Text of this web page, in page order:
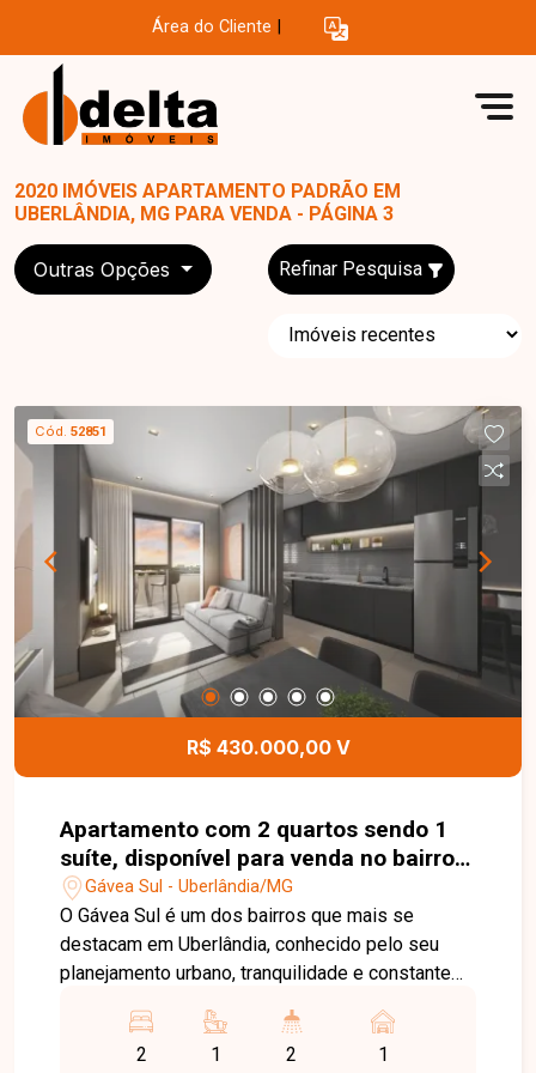
Área do Cliente
2020 IMÓVEIS APARTAMENTO PADRÃO EM
UBERLÂNDIA, MG PARA VENDA - PÁGINA 3
Outras Opções Refinar Pesquisa
Cód. 52851
R$ 430.000,00 V
Apartamento com 2 quartos sendo 1
suíte, disponível para venda no bairro
Gávea Sul em Uberlândia-MG
Gávea Sul - Uberlândia/MG
O Gávea Sul é um dos bairros que mais se
destacam em Uberlândia, conhecido pelo seu
planejamento urbano, tranquilidade e constante
principais vias da cidade, além de contar com
uma ampla rede de comércios, supermercados,
2 1 2 1